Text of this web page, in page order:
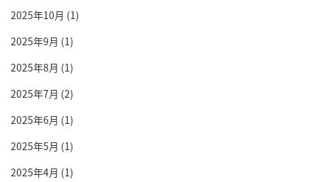
2025年10月 (1)
2025年9月 (1)
2025年8月 (1)
2025年7月 (2)
2025年6月 (1)
2025年5月 (1)
2025年4月 (1)